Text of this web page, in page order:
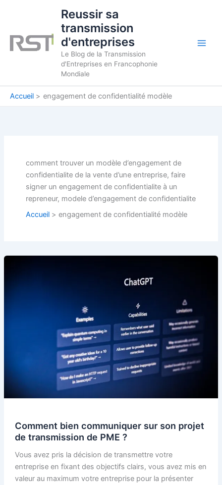
Reussir sa
transmission
d'entreprises
Le Blog de la Transmission
d'Entreprises en Francophonie
Mondiale
Accueil engagement de confidentialité modèle
comment trouver un modèle d’engagement de
confidentialite de la vente d’une entreprise, faire
signer un engagement de confidentialite à un
repreneur, modele d’engagement de confidentialite
Accueil
engagement de confidentialité modèle
Comment bien communiquer sur son projet
de transmission de PME ?
Vous avez pris la décision de transmettre votre
entreprise en fixant des objectifs clairs, vous avez mis en
valeur au maximum votre entreprise pour la présenter